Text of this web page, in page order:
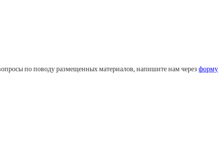
по поводу размещенных материалов, напишите нам через форму